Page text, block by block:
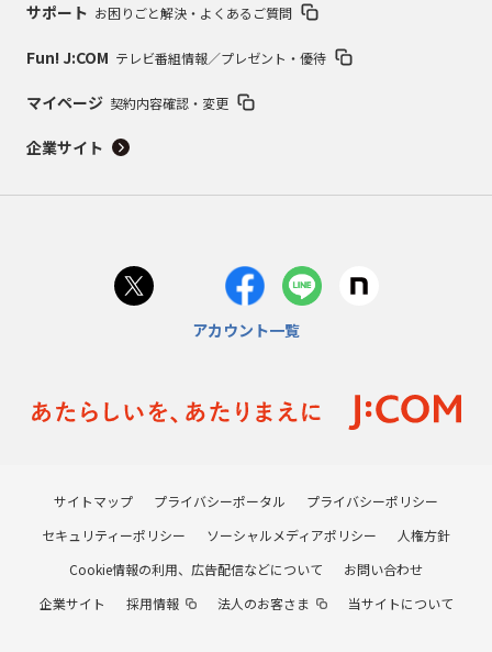
サポート お困りごと解決・よくあるご質問
Fun! J:COM テレビ番組情報／プレゼント・優待
マイページ 契約内容確認・変更
企業サイト
アカウント一覧
サイトマップ プライバシーポータル
プライバシーポリシー
セキュリティーポリシー
ソーシャルメディアポリシー
人権方針
Cookie情報の利用、広告配信などについて
お問い合わせ
企業サイト
採用情報 法人のお客さま 当サイトについて